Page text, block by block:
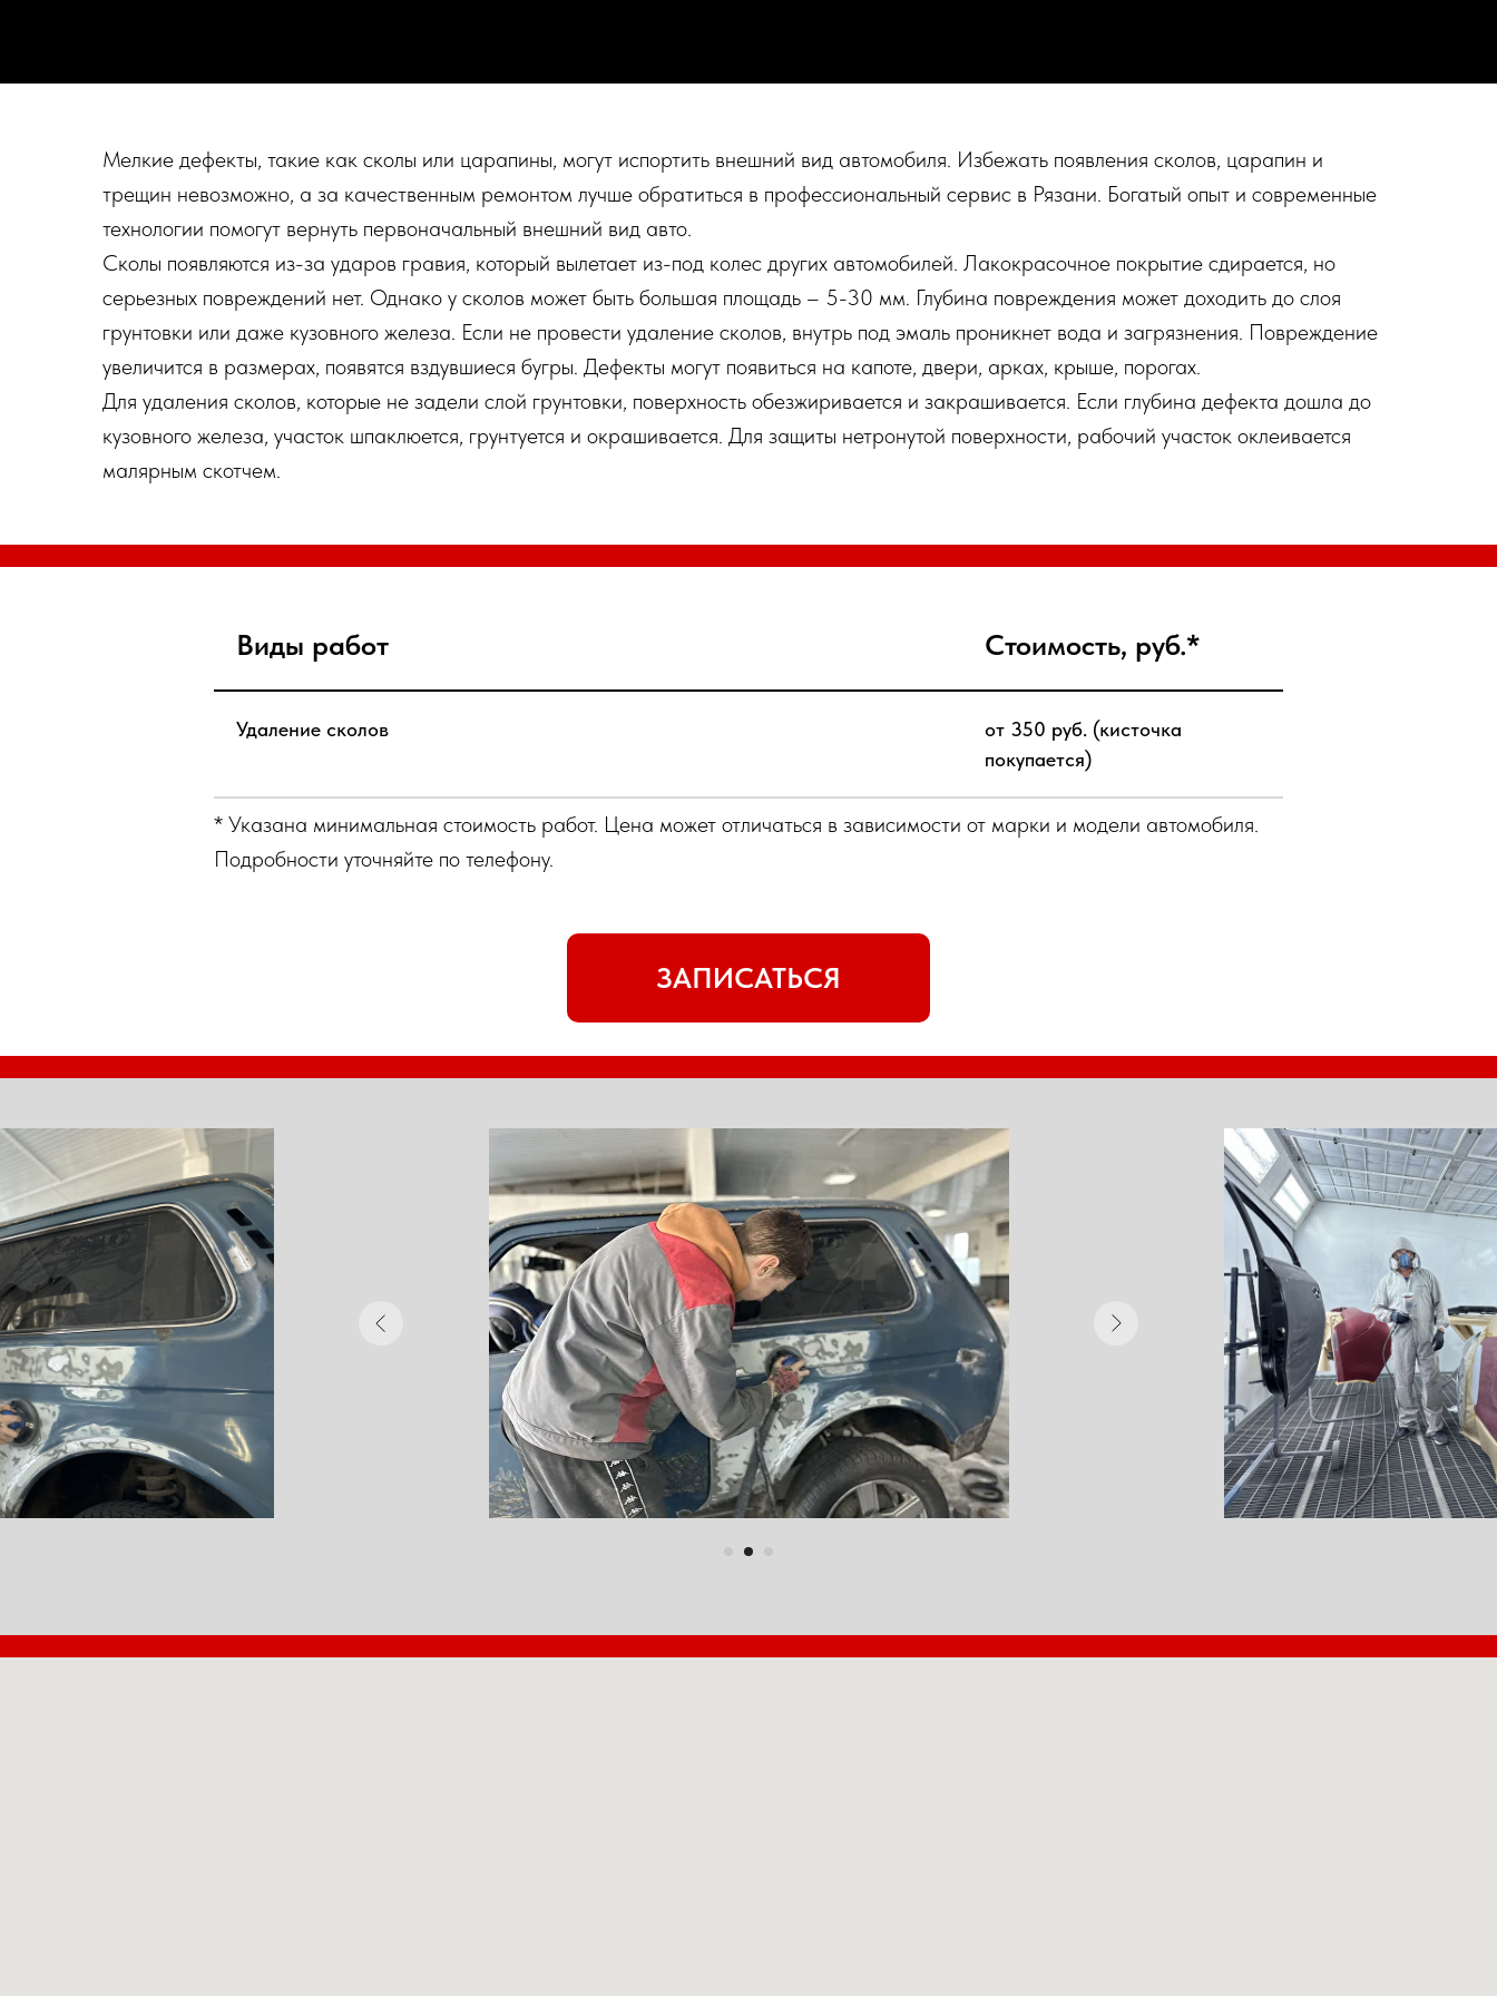
Мелкие дефекты, такие как сколы или царапины, могут испортить внешний вид автомобиля. Избежать появления сколов, царапин и
трещин невозможно, а за качественным ремонтом лучше обратиться в профессиональный сервис в Рязани. Богатый опыт и современные
технологии помогут вернуть первоначальный внешний вид авто.
Сколы появляются из-за ударов гравия, который вылетает из-под колес других автомобилей. Лакокрасочное покрытие сдирается, но
серьезных повреждений нет. Однако у сколов может быть большая площадь – 5-30 мм. Глубина повреждения может доходить до слоя
грунтовки или даже кузовного железа. Если не провести удаление сколов, внутрь под эмаль проникнет вода и загрязнения. Повреждение
увеличится в размерах, появятся вздувшиеся бугры. Дефекты могут появиться на капоте, двери, арках, крыше, порогах.
Для удаления сколов, которые не задели слой грунтовки, поверхность обезжиривается и закрашивается. Если глубина дефекта дошла до
кузовного железа, участок шпаклюется, грунтуется и окрашивается. Для защиты нетронутой поверхности, рабочий участок оклеивается
малярным скотчем.
Виды работ Стоимость, руб.*
Удаление сколов
от 350 руб. (кисточка
покупается)
* Указана минимальная стоимость работ. Цена может отличаться в зависимости от марки и модели автомобиля.
Подробности уточняйте по телефону.
ЗАПИСАТЬСЯ